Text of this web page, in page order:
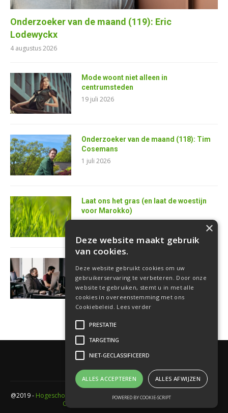
Onderzoeker van de maand (119): Eric
Lodewyckx
4 augustus 2026
Mode woont niet alleen in
centrumsteden
19 juli 2026
Onderzoeker van de maand (118): Tim
Cosemans
1 juli 2026
Laat ons het gras (en laat de woestijn
voor Marokko)
25 juni 2026
softwareontwikkelaar
18 juni 2026
@2019 - Hogeschool PXL
- Elfde-liniestraat 24 Gebouw A , 3500 Hasselt -
Cookieverklaring
×
Deze website maakt gebruik
van cookies.
Deze website gebruikt cookies om uw
gebruikerservaring te verbeteren. Door onze
website te gebruiken, stemt u in met alle
cookies in overeenstemming met ons
Cookiebeleid. Lees verder
PRESTATIE
TARGETING
NIET-GECLASSIFICEERD
ALLES ACCEPTEREN ALLES AFWIJZEN
POWERED BY COOKIE-SCRIPT